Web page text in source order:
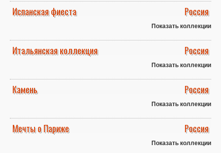
Испанская фиеста Россия
Показать коллекции
Итальянская коллекция Россия
Показать коллекции
Камень Россия
Показать коллекции
Мечты о Париже Россия
Показать коллекции